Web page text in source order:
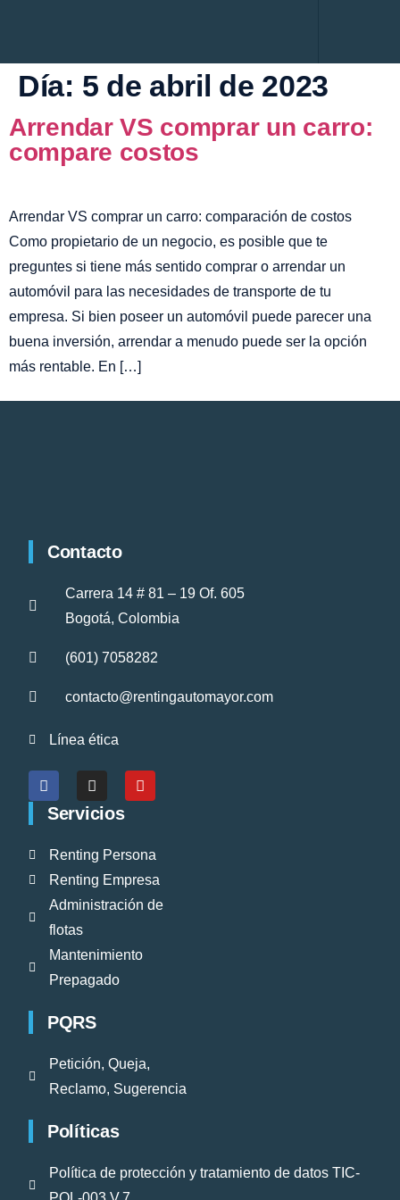
Día: 5 de abril de 2023
Arrendar VS comprar un carro:
compare costos
Arrendar VS comprar un carro: comparación de costos
Como propietario de un negocio, es posible que te
preguntes si tiene más sentido comprar o arrendar un
automóvil para las necesidades de transporte de tu
empresa. Si bien poseer un automóvil puede parecer una
buena inversión, arrendar a menudo puede ser la opción
más rentable. En […]
Contacto
Carrera 14 # 81 – 19 Of. 605
Bogotá, Colombia
(601) 7058282
contacto@rentingautomayor.com
Línea ética
Servicios
Renting Persona
Renting Empresa
Administración de
flotas
Mantenimiento
Prepagado
PQRS
Petición, Queja,
Reclamo, Sugerencia
Políticas
Política de protección y tratamiento de datos TIC-